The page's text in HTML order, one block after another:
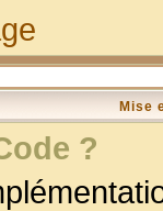
Mise
?